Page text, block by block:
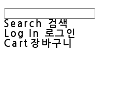
Search
검색
Log In
로그인
Cart 장바구니